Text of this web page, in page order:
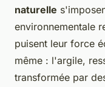
naturelle
environnementale
puisent leur force
même : l'argile,
transformée par